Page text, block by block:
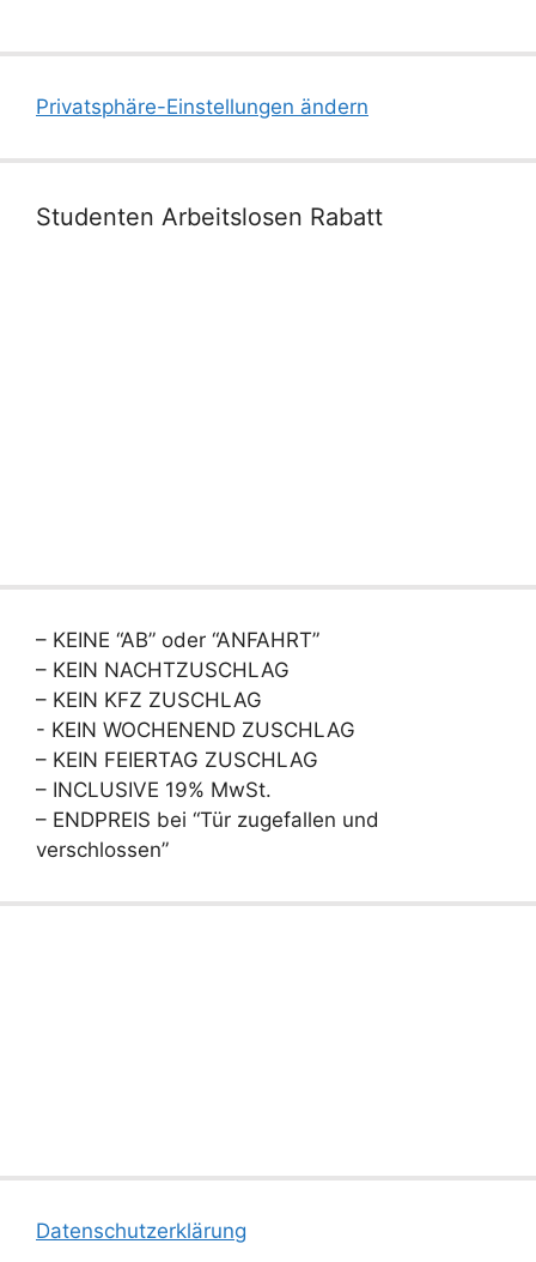
Privatsphäre-Einstellungen ändern
Studenten Arbeitslosen Rabatt
– KEINE “AB” oder “ANFAHRT”
– KEIN NACHTZUSCHLAG
– KEIN KFZ ZUSCHLAG
- KEIN WOCHENEND ZUSCHLAG
– KEIN FEIERTAG ZUSCHLAG
– INCLUSIVE 19% MwSt.
– ENDPREIS bei “Tür zugefallen und
verschlossen”
Datenschutzerklärung